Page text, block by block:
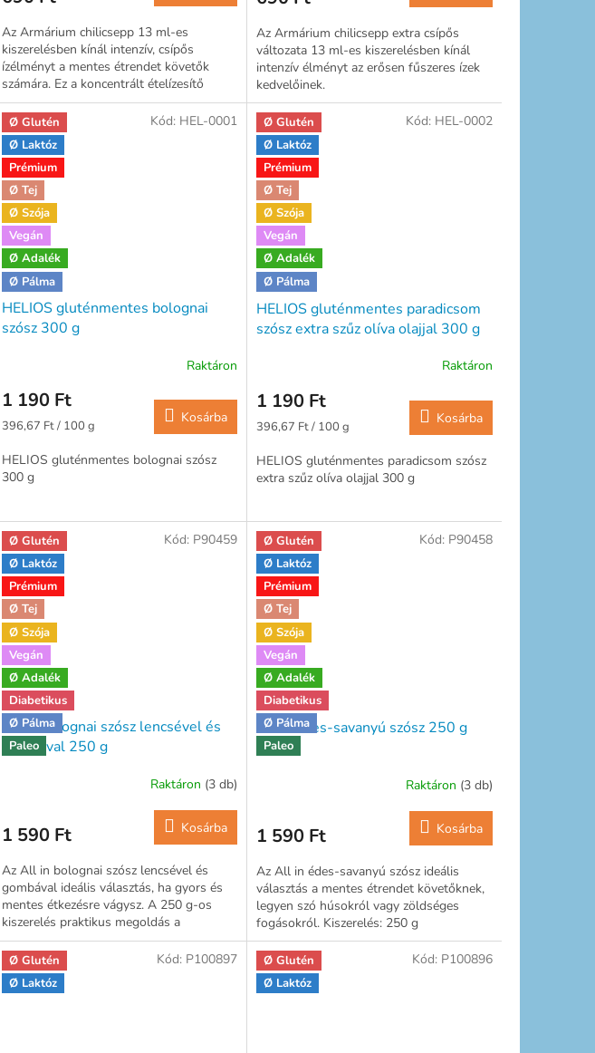
Az Armárium chilicsepp 13 ml-es
kiszerelésben kínál intenzív, csípős
ízélményt a mentes étrendet követők
számára. Ez a koncentrált ételízesítő
ideális választás azoknak, akik...
Az Armárium chilicsepp extra csípős
változata 13 ml-es kiszerelésben kínál
intenzív élményt az erősen fűszeres ízek
kedvelőinek.
Ø Glutén
Ø Laktóz
Prémium
Ø Tej
Ø Szója
Vegán
Ø Adalék
Ø Pálma
HELIOS gluténmentes bolognai
szósz 300 g
Raktáron
1 190 Ft
Egységár:
396,67 Ft / 100 g Kosárba
HELIOS gluténmentes bolognai szósz
300 g
Kód: HEL-0001
Ø Glutén
Ø Laktóz
Prémium
Ø Tej
Ø Szója
Vegán
Ø Adalék
Ø Pálma
HELIOS gluténmentes paradicsom
szósz extra szűz olíva olajjal 300 g
Raktáron
1 190 Ft
Egységár:
396,67 Ft / 100 g Kosárba
HELIOS gluténmentes paradicsom szósz
extra szűz olíva olajjal 300 g
Kód: HEL-0002
Ø Glutén
Ø Laktóz
Prémium
Ø Tej
Ø Szója
Vegán
Ø Adalék
Diabetikus
Ø Pálma
Paleo
All in bolognai szósz lencsével és
gombával 250 g
Raktáron (3 db)
1 590 Ft Kosárba
Az All in bolognai szósz lencsével és
gombával ideális választás, ha gyors és
mentes étkezésre vágysz. A 250 g-os
kiszerelés praktikus megoldás a
mindennapi főzéshez.
Kód: P90459
Ø Glutén
Ø Laktóz
Prémium
Ø Tej
Ø Szója
Vegán
Ø Adalék
Diabetikus
Ø Pálma
Paleo
All in édes-savanyú szósz 250 g
Raktáron (3 db)
1 590 Ft Kosárba
Az All in édes-savanyú szósz ideális
választás a mentes étrendet követőknek,
legyen szó húsokról vagy zöldséges
fogásokról. Kiszerelés: 250 g
Kód: P90458
Ø Glutén
Ø Laktóz
Kód: P100897
Ø Glutén
Ø Laktóz
Kód: P100896